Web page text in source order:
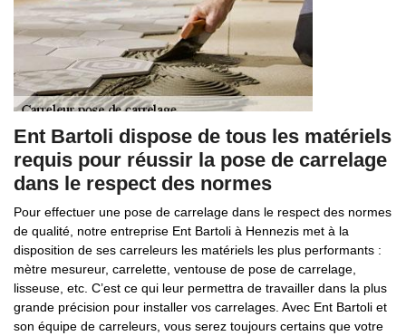
Ent Bartoli dispose de tous les matériels
requis pour réussir la pose de carrelage
dans le respect des normes
Pour effectuer une pose de carrelage dans le respect des normes
de qualité, notre entreprise Ent Bartoli à Hennezis met à la
disposition de ses carreleurs les matériels les plus performants :
mètre mesureur, carrelette, ventouse de pose de carrelage,
lisseuse, etc. C’est ce qui leur permettra de travailler dans la plus
grande précision pour installer vos carrelages. Avec Ent Bartoli et
son équipe de carreleurs, vous serez toujours certains que votre